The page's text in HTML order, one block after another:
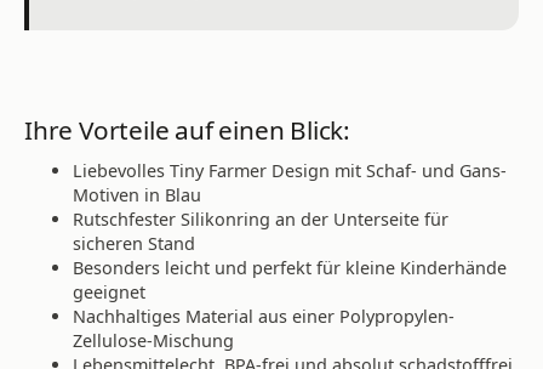
Ihre Vorteile auf einen Blick:
Liebevolles Tiny Farmer Design mit Schaf- und Gans-
Motiven in Blau
Rutschfester Silikonring an der Unterseite für
sicheren Stand
Besonders leicht und perfekt für kleine Kinderhände
geeignet
Nachhaltiges Material aus einer Polypropylen-
Zellulose-Mischung